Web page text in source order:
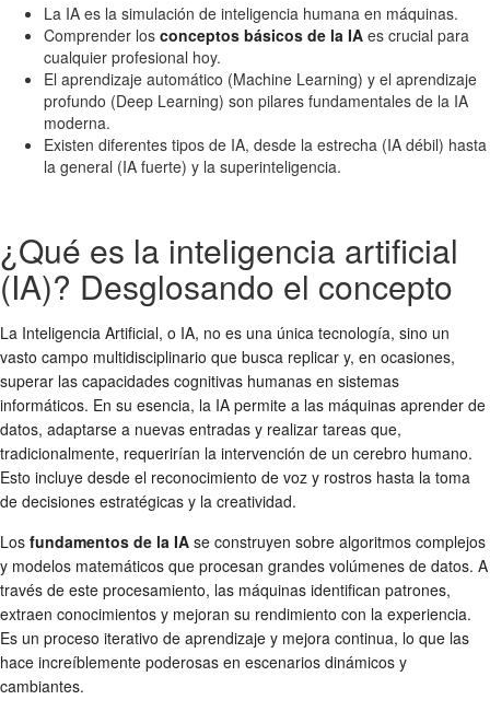
La IA es la simulación de inteligencia humana en máquinas.
Comprender los conceptos básicos de la IA es crucial para
cualquier profesional hoy.
El aprendizaje automático (Machine Learning) y el aprendizaje
profundo (Deep Learning) son pilares fundamentales de la IA
moderna.
Existen diferentes tipos de IA, desde la estrecha (IA débil) hasta
la general (IA fuerte) y la superinteligencia.
¿Qué es la inteligencia artificial
(IA)? Desglosando el concepto
La Inteligencia Artificial, o IA, no es una única tecnología, sino un
vasto campo multidisciplinario que busca replicar y, en ocasiones,
superar las capacidades cognitivas humanas en sistemas
informáticos. En su esencia, la IA permite a las máquinas aprender de
datos, adaptarse a nuevas entradas y realizar tareas que,
tradicionalmente, requerirían la intervención de un cerebro humano.
Esto incluye desde el reconocimiento de voz y rostros hasta la toma
de decisiones estratégicas y la creatividad.
Los fundamentos de la IA se construyen sobre algoritmos complejos
y modelos matemáticos que procesan grandes volúmenes de datos. A
través de este procesamiento, las máquinas identifican patrones,
extraen conocimientos y mejoran su rendimiento con la experiencia.
Es un proceso iterativo de aprendizaje y mejora continua, lo que las
hace increíblemente poderosas en escenarios dinámicos y
cambiantes.